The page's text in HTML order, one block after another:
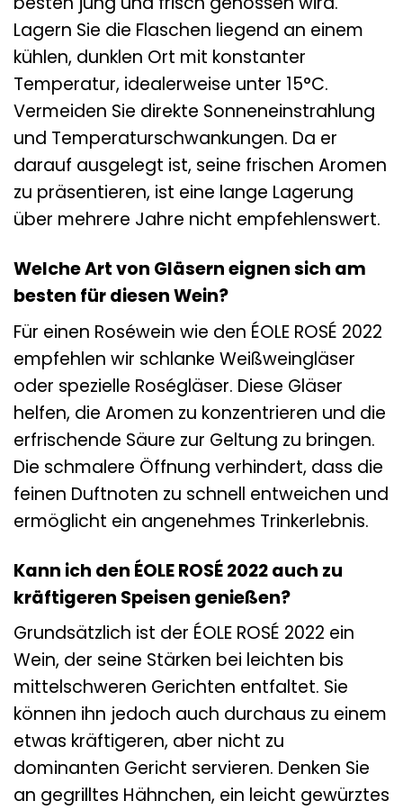
Lagern Sie die Flaschen liegend an einem
kühlen, dunklen Ort mit konstanter
Temperatur, idealerweise unter 15°C.
Vermeiden Sie direkte Sonneneinstrahlung
und Temperaturschwankungen. Da er
darauf ausgelegt ist, seine frischen Aromen
zu präsentieren, ist eine lange Lagerung
über mehrere Jahre nicht empfehlenswert.
Welche Art von Gläsern eignen sich am
besten für diesen Wein?
Für einen Roséwein wie den ÉOLE ROSÉ 2022
empfehlen wir schlanke Weißweingläser
oder spezielle Roségläser. Diese Gläser
helfen, die Aromen zu konzentrieren und die
erfrischende Säure zur Geltung zu bringen.
Die schmalere Öffnung verhindert, dass die
feinen Duftnoten zu schnell entweichen und
ermöglicht ein angenehmes Trinkerlebnis.
Kann ich den ÉOLE ROSÉ 2022 auch zu
kräftigeren Speisen genießen?
Grundsätzlich ist der ÉOLE ROSÉ 2022 ein
Wein, der seine Stärken bei leichten bis
mittelschweren Gerichten entfaltet. Sie
können ihn jedoch auch durchaus zu einem
etwas kräftigeren, aber nicht zu
dominanten Gericht servieren. Denken Sie
an gegrilltes Hähnchen, ein leicht gewürztes